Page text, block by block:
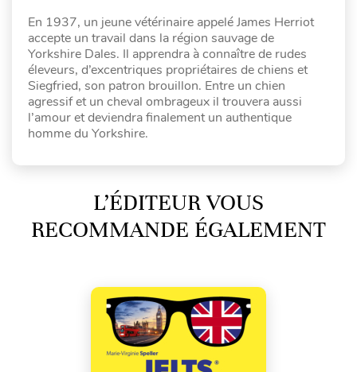
En 1937, un jeune vétérinaire appelé James Herriot
accepte un travail dans la région sauvage de
Yorkshire Dales. Il apprendra à connaître de rudes
éleveurs, d’excentriques propriétaires de chiens et
Siegfried, son patron brouillon. Entre un chien
agressif et un cheval ombrageux il trouvera aussi
l’amour et deviendra finalement un authentique
homme du Yorkshire.
L’ÉDITEUR VOUS
RECOMMANDE ÉGALEMENT